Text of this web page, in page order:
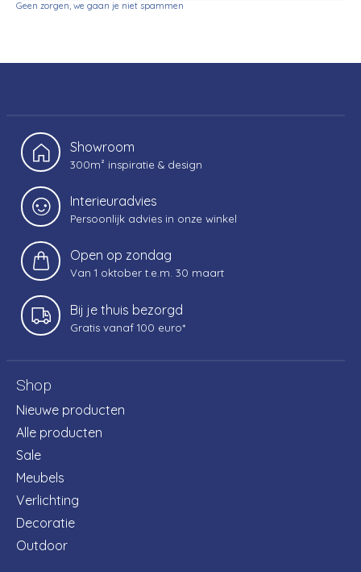
Geen zorgen, we gaan je niet spammen
Showroom
300m² inspiratie & design
Interieuradvies
Persoonlijk advies in onze winkel
Open op zondag
Van 1 oktober t.e.m. 30 maart
Bij je thuis bezorgd
Gratis vanaf 100 euro*
Shop
Nieuwe producten
Alle producten
Sale
Meubels
Verlichting
Decoratie
Outdoor